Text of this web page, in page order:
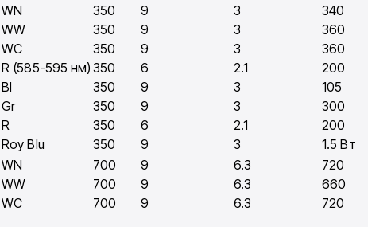
WN 350 9 3
340
WW 350 9 3
360
WC 350 9 3
360
R (585-595 нм) 350 6 2.1
200
Bl 350 9 3
105
Gr 350 9 3
300
R 350 6 2.1
200
Roy Blu 350 9 3
1.5 Вт
WN 700 9 6.3
720
WW 700 9 6.3
660
WC 700 9 6.3 720